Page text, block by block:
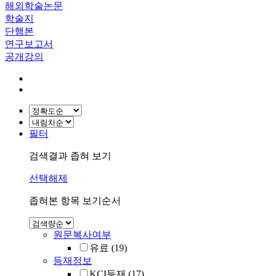
해외학술논문
학술지
단행본
연구보고서
공개강의
필터
검색결과 좁혀 보기
선택해제
좁혀본 항목 보기순서
원문복사여부
유료 (19)
등재정보
KCI등재 (17)